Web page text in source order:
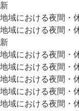
新
地域における夜間
地域における夜間
新
地域における夜間
地域における夜間・
地域における夜間・
地域における夜間・
地域における夜間・